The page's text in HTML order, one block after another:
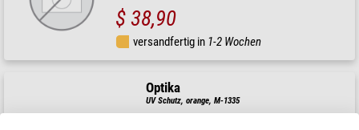
$ 38,90
versandfertig in 1-2 Wochen
Optika
UV Schutz, orange, M-1335